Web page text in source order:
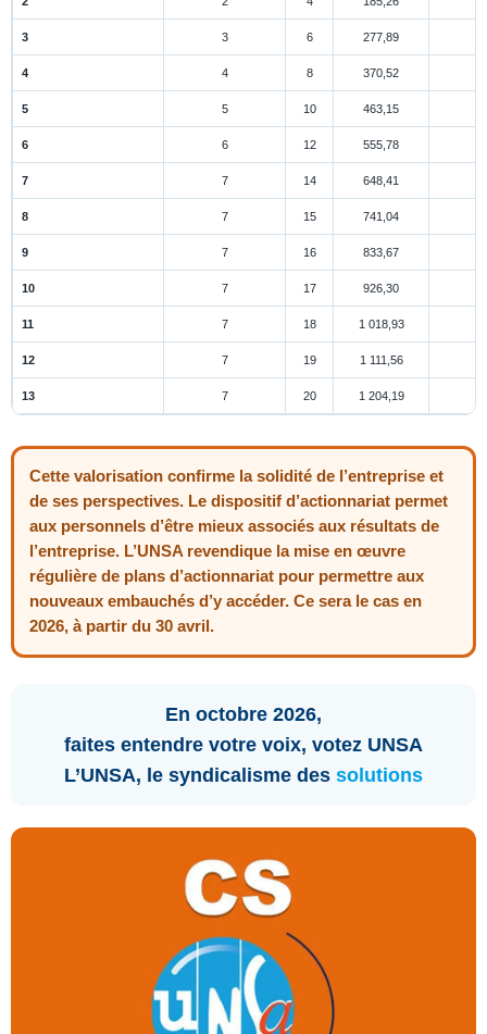
3 3 6 277,89
4 4 8 370,52
5 5 10 463,15
6 6 12 555,78
7 7 14 648,41
8 7 15 741,04
9 7 16 833,67
10 7 17 926,30
11 7 18 1 018,93
12 7 19 1 111,56
13 7 20 1 204,19
Cette valorisation confirme la solidité de l’entreprise et
de ses perspectives. Le dispositif d’actionnariat permet
aux personnels d’être mieux associés aux résultats de
l’entreprise. L’UNSA revendique la mise en œuvre
régulière de plans d’actionnariat pour permettre aux
nouveaux embauchés d’y accéder. Ce sera le cas en
2026, à partir du 30 avril.
En octobre 2026,
faites entendre votre voix, votez UNSA
L’UNSA, le syndicalisme des solutions